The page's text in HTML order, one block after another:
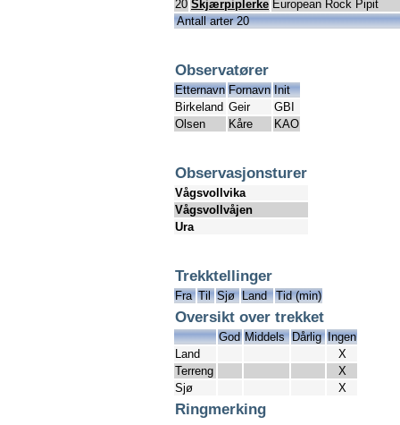
20 Skjærpiplerke European Rock Pipit
Antall arter 20
Observatører
Etternavn Fornavn Init
Birkeland Geir
GBI
Olsen
Kåre KAO
Observasjonsturer
Vågsvollvika
Vågsvollvåjen
Ura
Trekktellinger
Fra Til Sjø Land Tid (min)
Oversikt over trekket
God Middels Dårlig Ingen
Land
X
Terreng
X
Sjø
X
Ringmerking